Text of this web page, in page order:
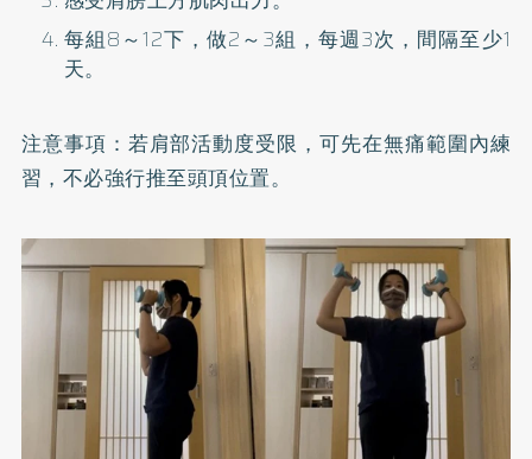
每組8～12下，做2～3組，每週3次，間隔至少1
天。
注意事項：若肩部活動度受限，可先在無痛範圍內練
習，不必強行推至頭頂位置。